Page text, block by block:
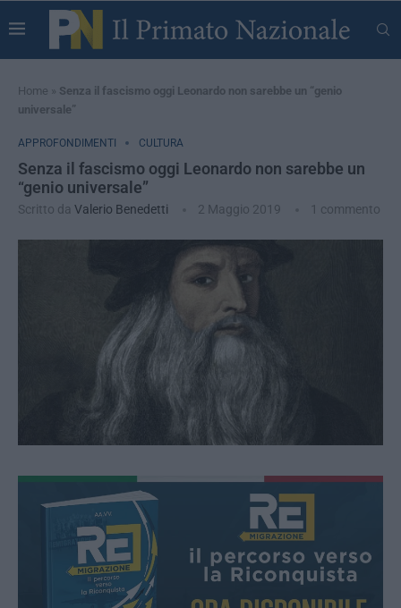
Home » Senza il fascismo oggi Leonardo non sarebbe un “genio
universale”
APPROFONDIMENTI CULTURA
Senza il fascismo oggi Leonardo non sarebbe un
“genio universale”
Scritto da Valerio Benedetti 2 Maggio 2019 1 commento